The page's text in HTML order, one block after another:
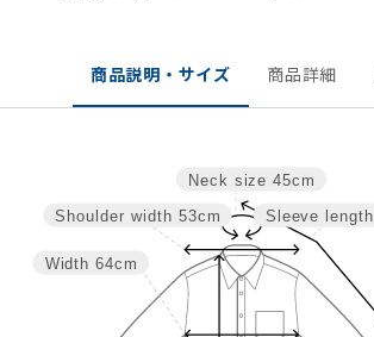
商品説明・サイズ 商品詳細
Sleeve length
Neck size 45cm
Width 64cm
Shoulder width 53cm